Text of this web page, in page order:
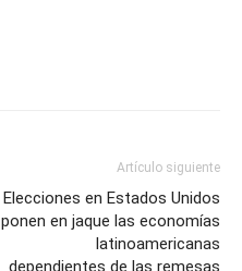
Artículo siguiente
Elecciones en Estados Unidos
ponen en jaque las economías
latinoamericanas
dependientes de las remesas